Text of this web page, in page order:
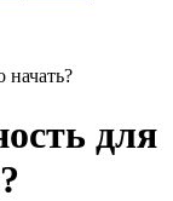
начать?
для